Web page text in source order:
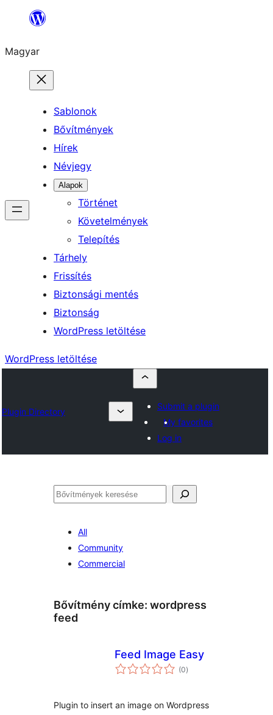
Ugrás
tartalomhoz
Magyar
Sablonok
Bővítmények
Hírek
Névjegy
Alapok
Történet
Követelmények
Telepítés
Tárhely
Frissítés
Biztonsági mentés
Biztonság
WordPress letöltése
WordPress letöltése
Plugin Directory
Submit a plugin
My favorites
Log in
Keresés
All
Community
Commercial
Bővítmény címke: wordpress
feed
Feed Image Easy
(0értékelés
összesen
)
Plugin to insert an image on Wordpress